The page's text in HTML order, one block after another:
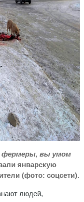
фермеры, вы умом
январскую
(фото: соцсети).
людей,